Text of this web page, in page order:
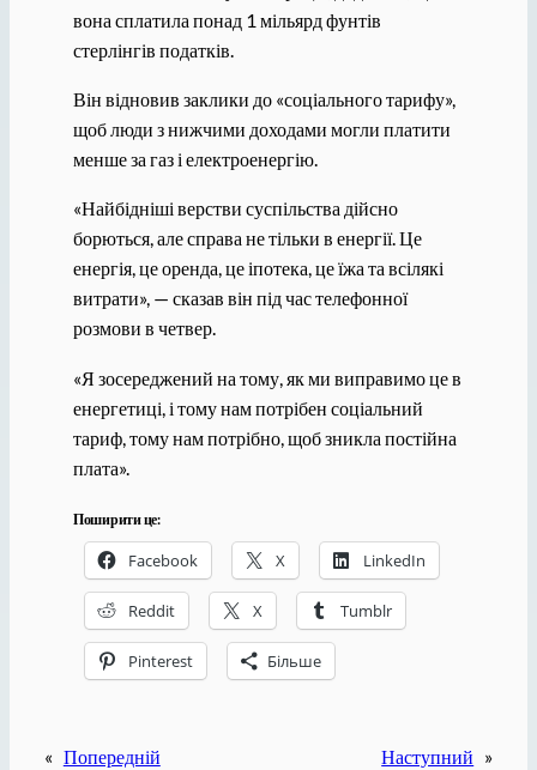
вона сплатила понад 1 мільярд фунтів
стерлінгів податків.
Він відновив заклики до «соціального тарифу»,
щоб люди з нижчими доходами могли платити
менше за газ і електроенергію.
«Найбідніші верстви суспільства дійсно
борються, але справа не тільки в енергії. Це
енергія, це оренда, це іпотека, це їжа та всілякі
витрати», — сказав він під час телефонної
розмови в четвер.
«Я зосереджений на тому, як ми виправимо це в
енергетиці, і тому нам потрібен соціальний
тариф, тому нам потрібно, щоб зникла постійна
плата».
Поширити це:
Facebook X LinkedIn
Reddit X Tumblr
Pinterest Більше
« Попередній Наступний »